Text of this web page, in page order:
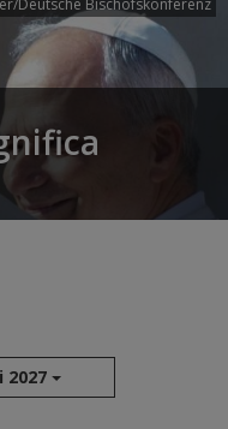
Deutsche Bischofskonferenz
2027